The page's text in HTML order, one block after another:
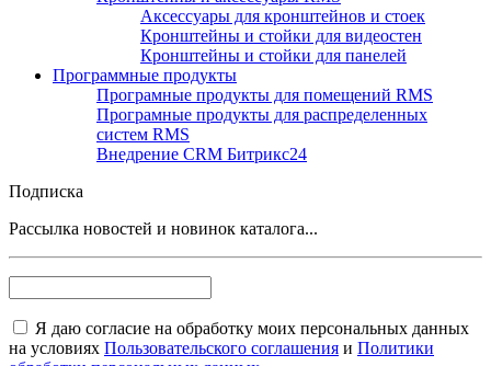
Аксессуары для кронштейнов и стоек
Кронштейны и стойки для видеостен
Кронштейны и стойки для панелей
Программные продукты
Програмные продукты для помещений RMS
Програмные продукты для распределенных
систем RMS
Внедрение CRM Битрикс24
Подписка
Рассылка новостей и новинок каталога...
Я даю согласие на обработку моих персональных данных
на условиях Пользовательского соглашения и Политики